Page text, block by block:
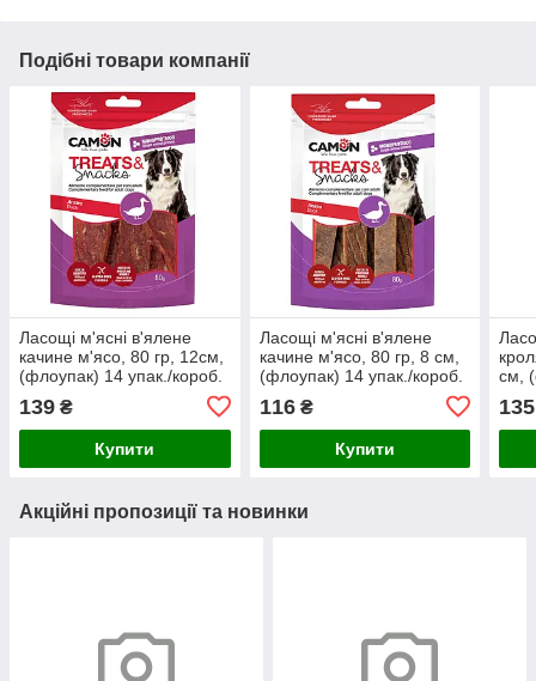
Подібні товари компанії
Ласощі м'ясні в'ялене
качине м'ясо, 80 гр, 12см,
(флоупак) 14 упак./короб.
139 ₴
Купити
Ласощі м'ясні в'ялене
качине м'ясо, 80 гр, 8 см,
(флоупак) 14 упак./короб.
116₴
Купити
см,
135
Акційні пропозиції та новинки